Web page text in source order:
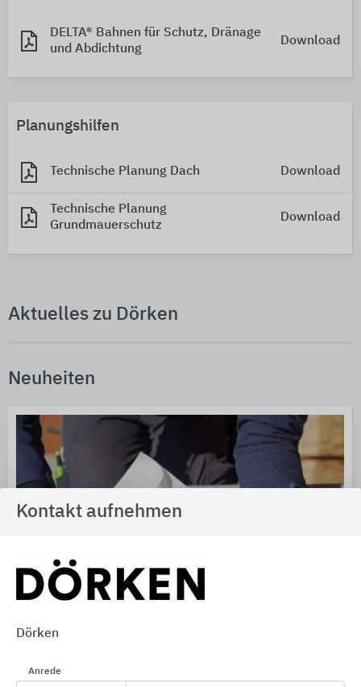
DELTA® Bahnen für Schutz, Dränage
und Abdichtung
Download
Planungshilfen
Technische Planung Dach Download
Technische Planung
Grundmauerschutz
Download
Aktuelles zu Dörken
Neuheiten
DELTA®-WOODIXX: kompromissloser
Kontakt aufnehmen
Dörken
Anrede